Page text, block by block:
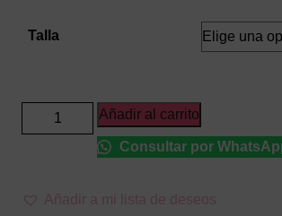
Talla
Disfraz
de
–
Añadir al carrito
Consultar por
Añadir a mi lista de deseos